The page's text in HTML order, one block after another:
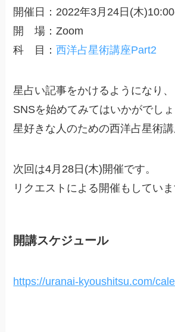
開催日：2022年3月24日(木
開 場：Zoom
科 目：西洋占星術講座Part2
星占い記事をかけるようになり、
SNSを始めてみてはいかがでしょ
星好きな人のための西洋占星術講
次回は4月28日(木)開催です。
リクエストによる開催もしていま
開講スケジュール
https://uranai-kyoushitsu.com/